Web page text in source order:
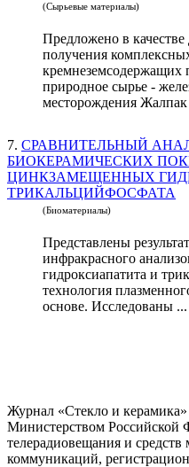
(Сырьевые материалы)
Предложено в
получения
кремнеземсодержащих
природное сырье -
месторождения Жалпак
7. СРАВНИТЕЛЬНЫЙ
БИОКЕРАМИЧЕСКИХ
ЦИНКЗАМЕЩЕННЫХ
ТРИКАЛЬЦИЙФОСФАТА
(Биоматериалы)
Представлены
инфракрасного
гидроксиапатита и
технология
основе. Исследованы ...
Журнал «Стекло и керамика»
Министерством Российской
телерадиовещания и
коммуникаций,